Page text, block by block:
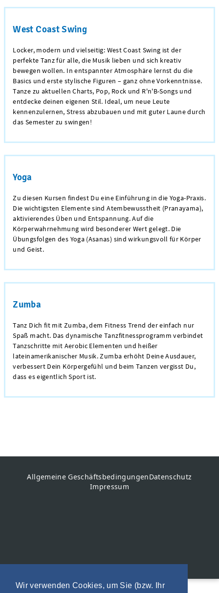
Wir verwenden Cookies, um Sie (bzw. Ihr
West Coast Swing
Locker, modern und vielseitig: West Coast Swing ist der
perfekte Tanz für alle, die Musik lieben und sich kreativ
bewegen wollen. In entspannter Atmosphäre lernst du die
Basics und erste stylische Figuren – ganz ohne Vorkenntnisse.
Tanze zu aktuellen Charts, Pop, Rock und R'n'B-Songs und
entdecke deinen eigenen Stil. Ideal, um neue Leute
kennenzulernen, Stress abzubauen und mit guter Laune durch
das Semester zu swingen!
Yoga
Zu diesen Kursen findest Du eine Einführung in die Yoga-Praxis.
Die wichtigsten Elemente sind Atembewusstheit (Pranayama),
aktivierendes Üben und Entspannung. Auf die
Körperwahrnehmung wird besonderer Wert gelegt. Die
Übungsfolgen des Yoga (Asanas) sind wirkungsvoll für Körper
und Geist.
Zumba
Tanz Dich fit mit Zumba, dem Fitness Trend der einfach nur
Spaß macht. Das dynamische Tanzfitnessprogramm verbindet
Tanzschritte mit Aerobic Elementen und heißer
lateinamerikanischer Musik. Zumba erhöht Deine Ausdauer,
verbessert Dein Körpergefühl und beim Tanzen vergisst Du,
dass es eigentlich Sport ist.
Allgemeine GeschäftsbedingungenDatenschutz
Impressum